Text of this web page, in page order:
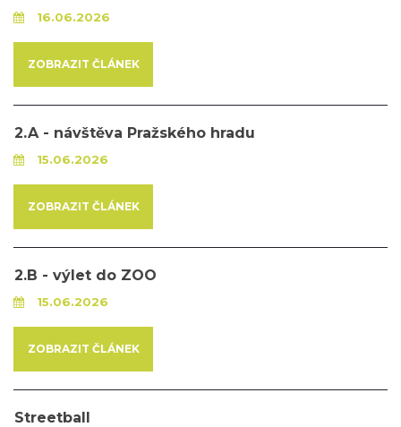
16.06.2026
ZOBRAZIT ČLÁNEK
2.A - návštěva Pražského hradu
15.06.2026
ZOBRAZIT ČLÁNEK
2.B - výlet do ZOO
15.06.2026
ZOBRAZIT ČLÁNEK
Streetball